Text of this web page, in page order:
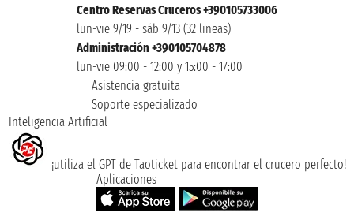
Centro Reservas Cruceros +390105733006
lun-vie 9/19 - sáb 9/13 (32 lineas)
Administración +390105704878
lun-vie 09:00 - 12:00 y 15:00 - 17:00
Asistencia gratuita
Soporte especializado
Inteligencia Artificial
¡utiliza el GPT de Taoticket para encontrar el crucero perfecto!
Aplicaciones